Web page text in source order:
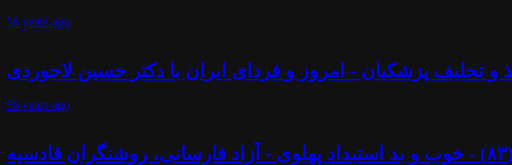
56 years ago
و تحلیف پزشکیان - امروز و فردای ایران با دکتر حسین لاجوردی
56 years ago